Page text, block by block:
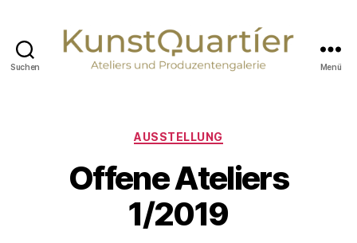
Suchen
der
Menü
Kategorien
AUSSTELLUNG
Offene Ateliers
1/2019